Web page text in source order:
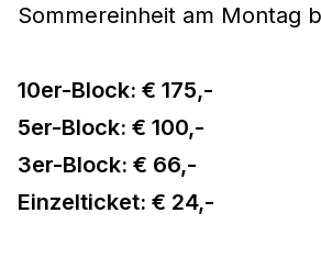
Sommereinheit am Montag
10er-Block: € 175,-
5er-Block: € 100,-
3er-Block: € 66,-
Einzelticket: € 24,-